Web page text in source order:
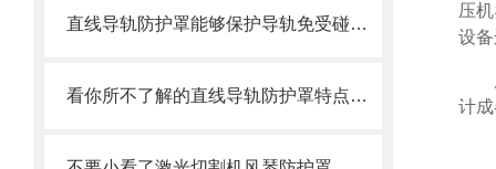
直线导轨防护罩能够保护导轨免受碰撞和磨损
看你所不了解的直线导轨防护罩特点介绍
压
设
计